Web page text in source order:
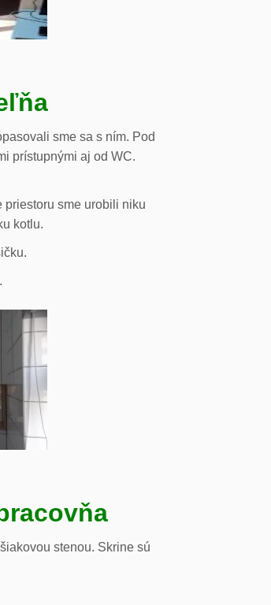
sme sa s ním. Pod
prístupnými aj od WC.
sme urobili niku
kotlu.
stenou. Skrine sú